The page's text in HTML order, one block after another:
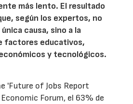
más lento. El resultado
según los expertos, no
causa, sino a la
factores educativos,
y tecnológicos.
'Future of Jobs Report
Forum, el 63% de